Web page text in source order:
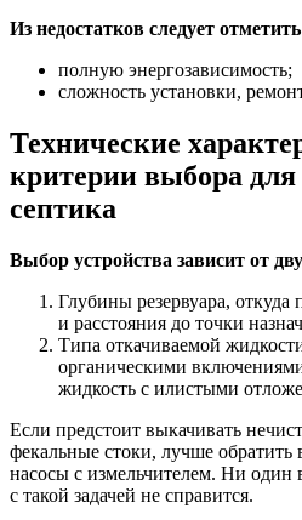
Из недостатков следует
полную энергозависимость;
сложность установки,
Технические
критерии выбора для
септика
Выбор устройства зависит от
Глубины резервуара, откуда
и расстояния до точки
Типа откачиваемой
органическими
жидкость с илистыми
Если предстоит выкачивать
фекальные стоки, лучше
насосы с измельчителем. Ни один
с такой задачей не справится.